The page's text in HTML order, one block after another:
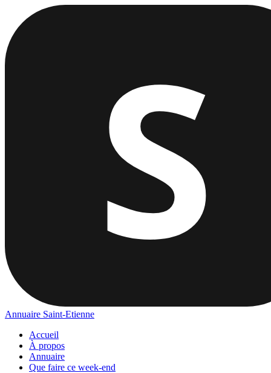
Annuaire Saint-Etienne
Accueil
À propos
Annuaire
Que faire ce week-end